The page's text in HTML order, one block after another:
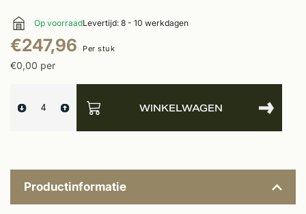
Op voorraadLevertijd: 8 - 10 werkdagen
€247,96 Per stuk
€0,00 per
WINKELWAGEN
Productinformatie